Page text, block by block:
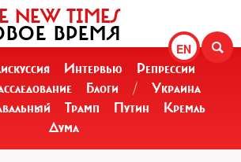
EN
NEW TIMES
ВРЕМЯ
Интервью
Репрессии
Блоги /
Украина
Трамп Путин
Кремль
Дума